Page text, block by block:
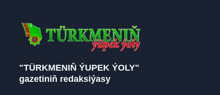
"TÜRKMENIŇ ÝUPEK ÝOLY"
gazetiniň redaksiýasy